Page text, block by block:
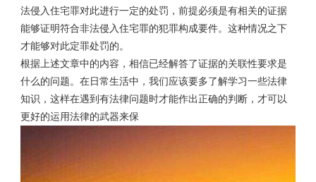
法侵入住宅罪对此进行一定的处罚，前提必须是有相关的证据
能够证明符合非法侵入住宅罪的犯罪构成要件。这种情况之下
才能够对此定罪处罚的。
根据上述文章中的内容，相信已经解答了证据的关联性要求是
什么的问题。在日常生活中，我们应该要多了解学习一些法律
知识，这样在遇到有法律问题时才能作出正确的判断，才可以
更好的运用法律的武器来保